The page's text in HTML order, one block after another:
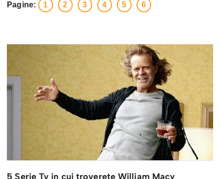
Pagine: 1 2 3 4 5 6
5 Serie Tv in cui troverete William Macy